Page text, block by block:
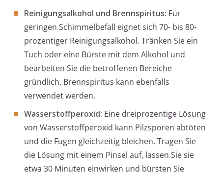
Reinigungsalkohol und Brennspiritus: Für
geringen Schimmelbefall eignet sich 70- bis 80-
prozentiger Reinigungsalkohol. Tränken Sie ein
Tuch oder eine Bürste mit dem Alkohol und
bearbeiten Sie die betroffenen Bereiche
gründlich. Brennspiritus kann ebenfalls
verwendet werden.
Wasserstoffperoxid: Eine dreiprozentige Lösung
von Wasserstoffperoxid kann Pilzsporen abtöten
und die Fugen gleichzeitig bleichen. Tragen Sie
die Lösung mit einem Pinsel auf, lassen Sie sie
etwa 30 Minuten einwirken und bürsten Sie